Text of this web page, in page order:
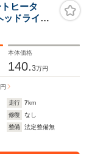
ヒータ
ドライ
オープン
ワーウィ
本体価格
140.3万円
円
走行 7km
修復
なし
整備
法定整備無